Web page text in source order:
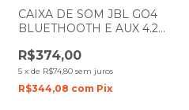
CAIXA DE SOM JBL GO4
BLUETHOOTH E AUX 4.2W
R$374,00
5 x de R$74,80 sem juros
R$344,08 com Pix